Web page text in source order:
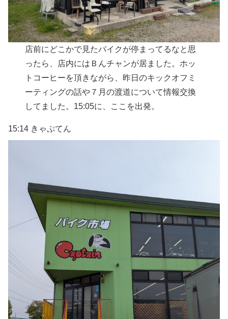
店前にどこかで見たバイクが停まってるなと思
ったら、店内にはＢんチャンが居ました。ホッ
トコーヒーを頂きながら、昨日のキックオフミ
ーティングの話や７月の渡道について情報交換
してました。15:05に、ここを出発。
15:14 きゃぷてん